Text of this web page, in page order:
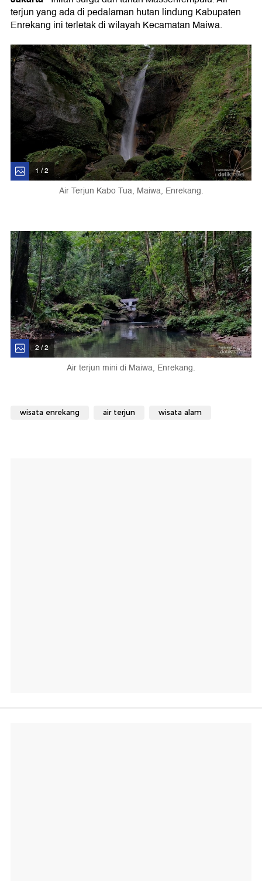
terjun yang ada di pedalaman hutan lindung Kabupaten
Enrekang ini terletak di wilayah Kecamatan Maiwa.
1 / 2
Air Terjun Kabo Tua, Maiwa, Enrekang.
2 / 2
Air terjun mini di Maiwa, Enrekang.
wisata enrekang air terjun wisata alam